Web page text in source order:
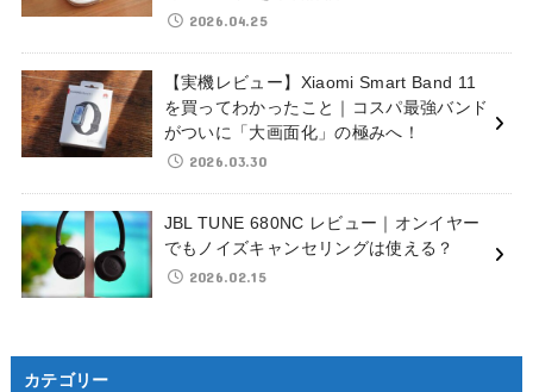
2026.04.25
【実機レビュー】Xiaomi Smart Band 11
を買ってわかったこと｜コスパ最強バンド
がついに「大画面化」の極みへ！
2026.03.30
JBL TUNE 680NC レビュー｜オンイヤー
でもノイズキャンセリングは使える？
2026.02.15
カテゴリー